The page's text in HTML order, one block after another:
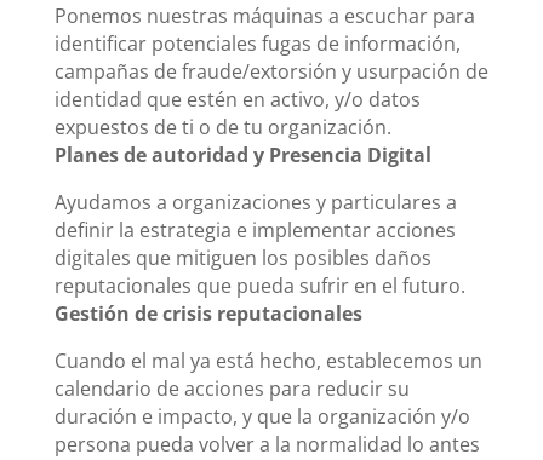
Ponemos nuestras máquinas a escuchar para
identificar potenciales fugas de información,
campañas de fraude/extorsión y usurpación de
identidad que estén en activo, y/o datos
expuestos de ti o de tu organización.
Planes de autoridad y Presencia Digital
Ayudamos a organizaciones y particulares a
definir la estrategia e implementar acciones
digitales que mitiguen los posibles daños
reputacionales que pueda sufrir en el futuro.
Gestión de crisis reputacionales
Cuando el mal ya está hecho, establecemos un
calendario de acciones para reducir su
duración e impacto, y que la organización y/o
persona pueda volver a la normalidad lo antes